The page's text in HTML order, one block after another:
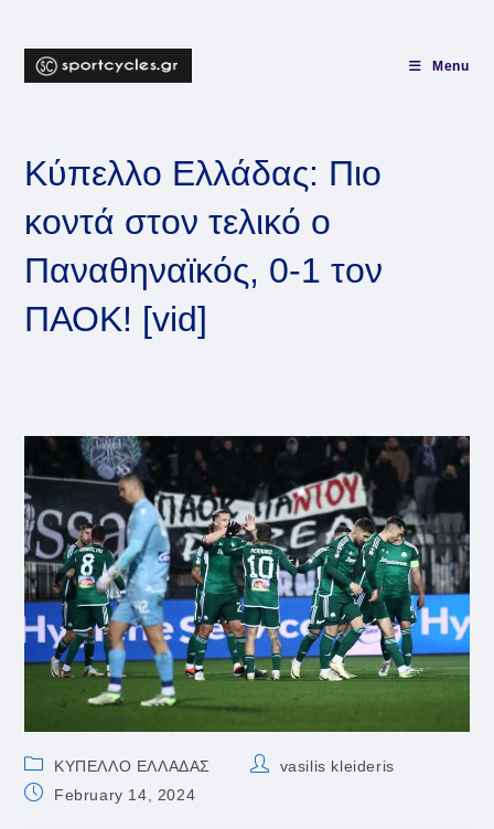
content
Menu
Κύπελλο Ελλάδας: Πιο
κοντά στον τελικό ο
Παναθηναϊκός, 0-1 τον
ΠΑΟΚ! [vid]
Post
category:
ΚΥΠΕΛΛΟ ΕΛΛΑΔΑΣ
Postvasilis kleideris
PostFebruary 14, 2024